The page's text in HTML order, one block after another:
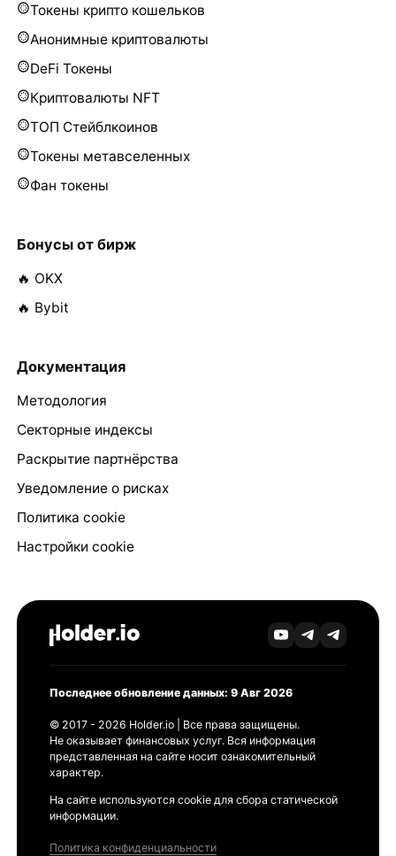
Токены крипто кошельков
Анонимные криптовалюты
DeFi Токены
Криптовалюты NFT
ТОП Стейблкоинов
Токены метавселенных
Фан токены
Бонусы от бирж
🔥 OKX
🔥 Bybit
Документация
Методология
Секторные индексы
Раскрытие партнёрства
Уведомление о рисках
Политика cookie
Настройки cookie
Последнее обновление данных: 9 Авг 2026
© 2017 - 2026 Holder.io | Все права защищены.
Не оказывает финансовых услуг. Вся информация
представленная на сайте носит ознакомительный
характер.
На сайте используются cookie для сбора статической
информации.
Политика конфиденциальности